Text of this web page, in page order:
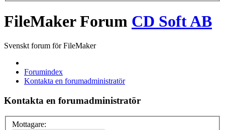
FileMaker Forum CD Soft AB
Svenskt forum för FileMaker
Forumindex
Kontakta en forumadministratör
Kontakta en forumadministratör
Mottagare: